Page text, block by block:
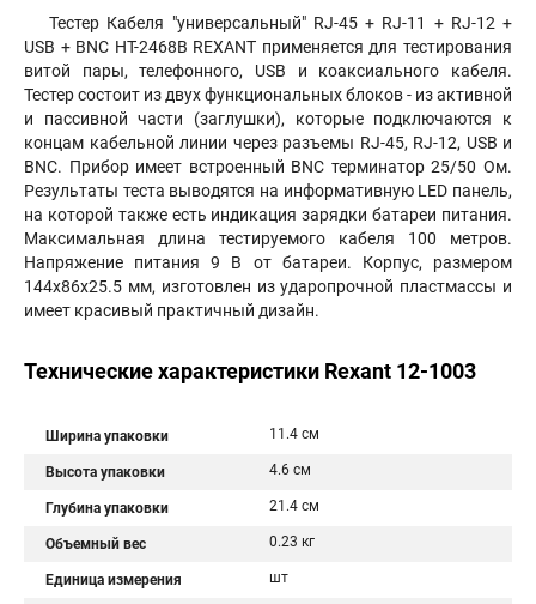
Тестер Кабеля "универсальный" RJ-45 + RJ-11 + RJ-12 +
USB + BNC HT-2468B REXANT применяется для тестирования
витой пары, телефонного, USB и коаксиального кабеля.
Тестер состоит из двух функциональных блоков - из активной
и пассивной части (заглушки), которые подключаются к
концам кабельной линии через разъемы RJ-45, RJ-12, USB и
BNC. Прибор имеет встроенный BNC терминатор 25/50 Ом.
Результаты теста выводятся на информативную LED панель,
на которой также есть индикация зарядки батареи питания.
Максимальная длина тестируемого кабеля 100 метров.
Напряжение питания 9 В от батареи. Корпус, размером
144х86х25.5 мм, изготовлен из ударопрочной пластмассы и
имеет красивый практичный дизайн.
Технические характеристики Rexant 12-1003
Ширина упаковки 11.4 см
Высота упаковки 4.6 см
Глубина упаковки 21.4 см
Объемный вес 0.23 кг
Единица измерения шт